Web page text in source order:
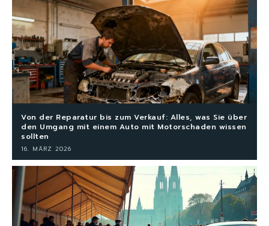
Von der Reparatur bis zum Verkauf: Alles, was Sie über
den Umgang mit einem Auto mit Motorschaden wissen
sollten
16. MÄRZ 2026